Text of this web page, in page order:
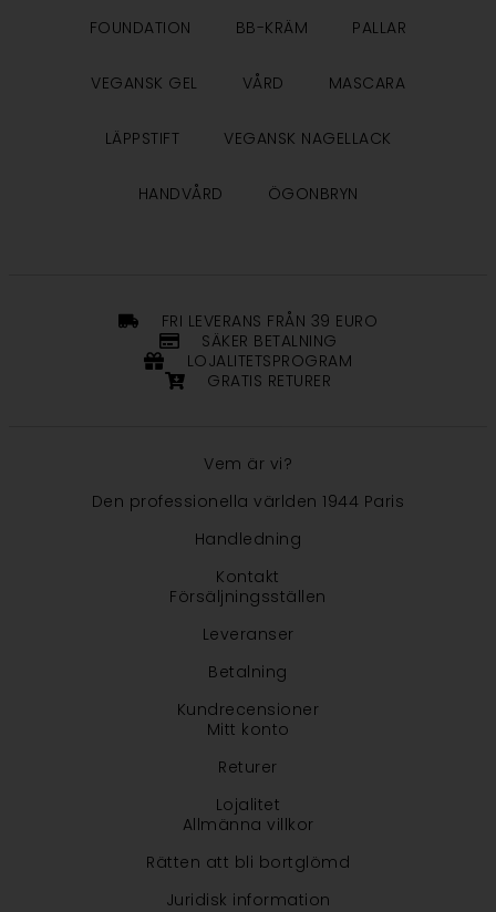
FOUNDATION BB-KRÄM PALLAR
VEGANSK GEL VÅRD MASCARA
LÄPPSTIFT VEGANSK NAGELLACK
HANDVÅRD ÖGONBRYN
FRI LEVERANS FRÅN 39 EURO
SÄKER BETALNING
LOJALITETSPROGRAM
GRATIS RETURER
Vem är vi?
Den professionella världen 1944 Paris
Handledning
Kontakt
Försäljningsställen
Leveranser
Betalning
Kundrecensioner
Mitt konto
Returer
Lojalitet
Allmänna villkor
Rätten att bli bortglömd
Juridisk information